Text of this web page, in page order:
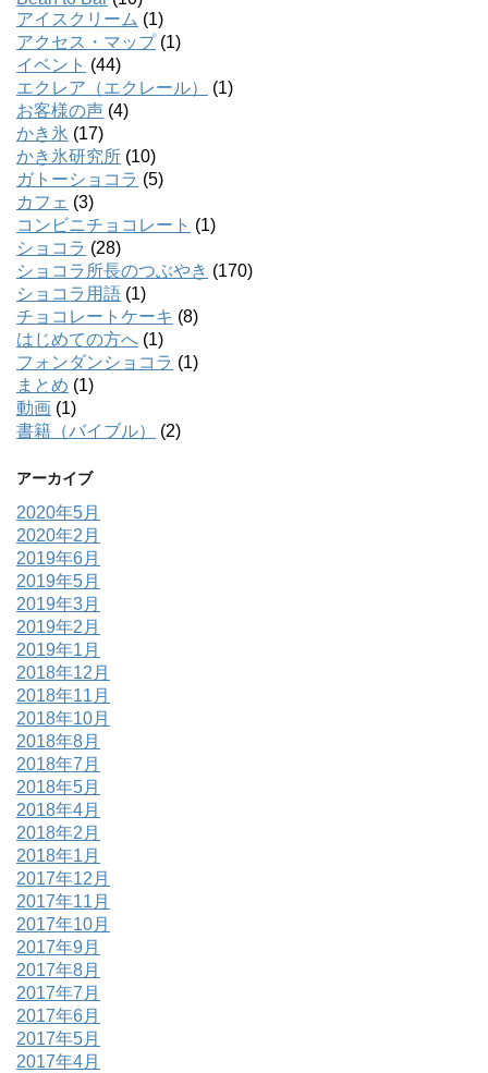
アイスクリーム (1)
アクセス・マップ(1)
イベント (44)
エクレア（エクレール）
(1)
お客様の声 (4)
かき氷 (17)
かき氷研究所 (10)
ガトーショコラ (5)
カフェ (3)
コンビニチョコレート (1)
ショコラ (28)
ショコラ所長のつぶやき (170)
ショコラ用語 (1)
チョコレートケーキ (8)
はじめての方へ (1)
フォンダンショコラ (1)
まとめ (1)
動画 (1)
書籍（バイブル）
(2)
アーカイブ
2020年5月
2020年2月
2019年6月
2019年5月
2019年3月
2019年2月
2019年1月
2018年12月
2018年11月
2018年10月
2018年8月
2018年7月
2018年5月
2018年4月
2018年2月
2018年1月
2017年12月
2017年11月
2017年10月
2017年9月
2017年8月
2017年7月
2017年6月
2017年5月
2017年4月